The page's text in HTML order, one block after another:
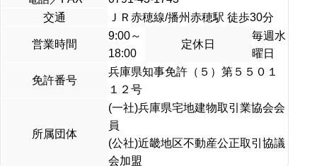
交通
ＪＲ赤穂線/播州赤穂駅 徒歩30分
営業時間
9:00～
18:00
定休日
毎週水
曜日
免許番号
兵庫県知事免許（５）第５５０１
１２号
所属団体
(一社)兵庫県宅地建物取引業協会会
員
(公社)近畿地区不動産公正取引協議
会加盟